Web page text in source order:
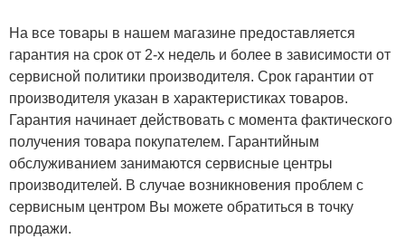
На все товары в нашем магазине предоставляется
гарантия на срок от 2-х недель и более в зависимости от
сервисной политики производителя. Срок гарантии от
производителя указан в характеристиках товаров.
Гарантия начинает действовать с момента фактического
получения товара покупателем. Гарантийным
обслуживанием занимаются сервисные центры
производителей. В случае возникновения проблем с
сервисным центром Вы можете обратиться в точку
продажи.